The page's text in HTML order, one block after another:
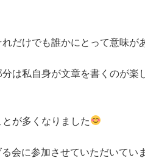
だけでも誰かにとって意味が
部分は私自身が文章を書く
が多くなりました
会に参加させていただいてい